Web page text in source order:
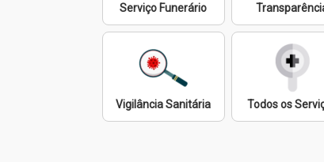
Serviço Funerário
Vigilância Sanitária Todos os